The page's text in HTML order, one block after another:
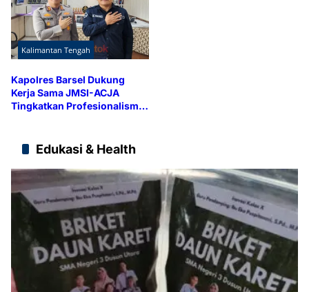
Kalimantan Tengah
Kapolres Barsel Dukung
Kerja Sama JMSI-ACJA
Tingkatkan Profesionalisme
Edukasi & Health